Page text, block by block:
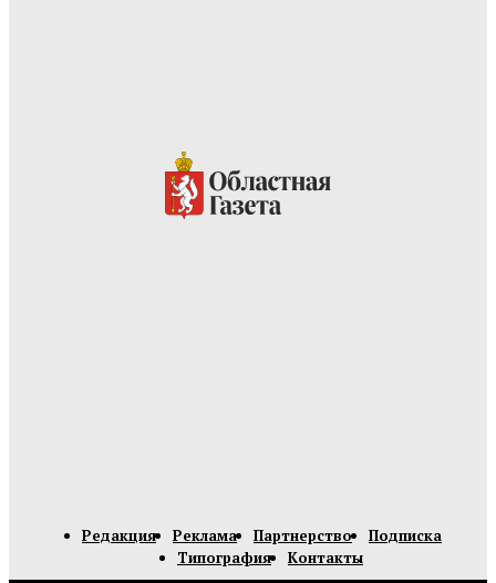
Редакция Реклама Партнерство
Подписка
Типография
Контакты